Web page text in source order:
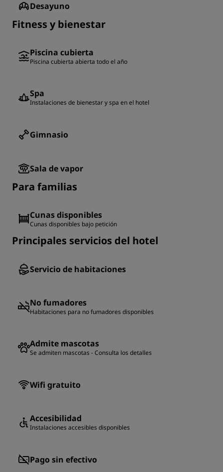
Desayuno
Fitness y bienestar
Piscina cubierta
Piscina cubierta abierta todo el año
Spa
Instalaciones de bienestar y spa en el hotel
Gimnasio
Sala de vapor
Para familias
Cunas disponibles
Cunas disponibles bajo petición
Principales servicios del hotel
Servicio de habitaciones
No fumadores
Habitaciones para no fumadores disponibles
Admite mascotas
Se admiten mascotas - Consulta los detalles
Wifi gratuito
Accesibilidad
Instalaciones accesibles disponibles
Pago sin efectivo